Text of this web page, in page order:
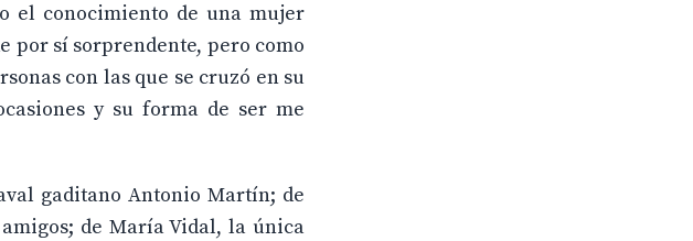
el conocimiento de una mujer
por sí sorprendente, pero como
con las que se cruzó en su
y su forma de ser me
gaditano Antonio Martín; de
de María Vidal, la única